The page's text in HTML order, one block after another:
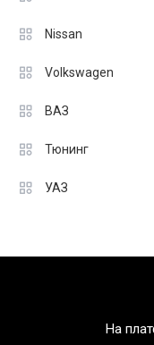
Nissan
Volkswagen
ВАЗ
Тюнинг
УАЗ
На